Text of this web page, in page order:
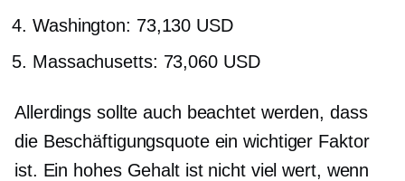
Washington: 73,130 USD
Massachusetts: 73,060 USD
Allerdings sollte auch beachtet werden, dass
die Beschäftigungsquote ein wichtiger Faktor
ist. Ein hohes Gehalt ist nicht viel wert, wenn